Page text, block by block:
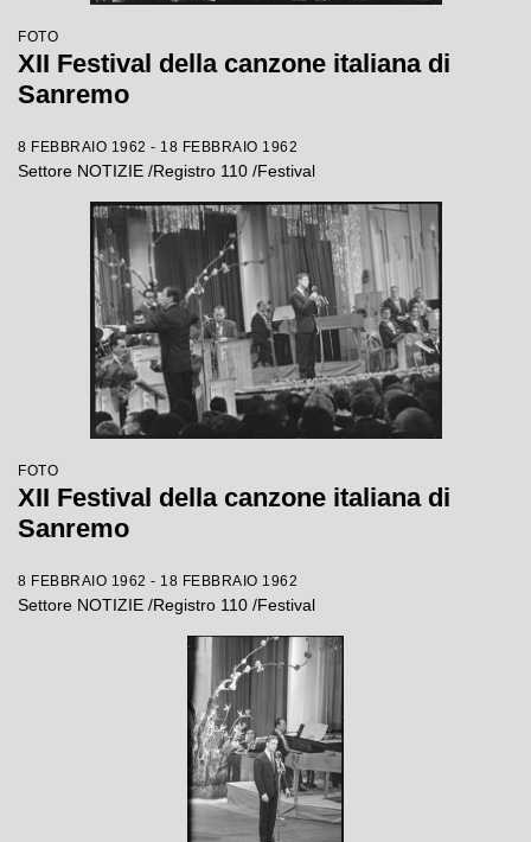
FOTO
XII Festival della canzone italiana di
Sanremo
8 FEBBRAIO 1962 - 18 FEBBRAIO 1962
Settore NOTIZIE /Registro 110 /Festival
FOTO
XII Festival della canzone italiana di
Sanremo
8 FEBBRAIO 1962 - 18 FEBBRAIO 1962
Settore NOTIZIE /Registro 110 /Festival